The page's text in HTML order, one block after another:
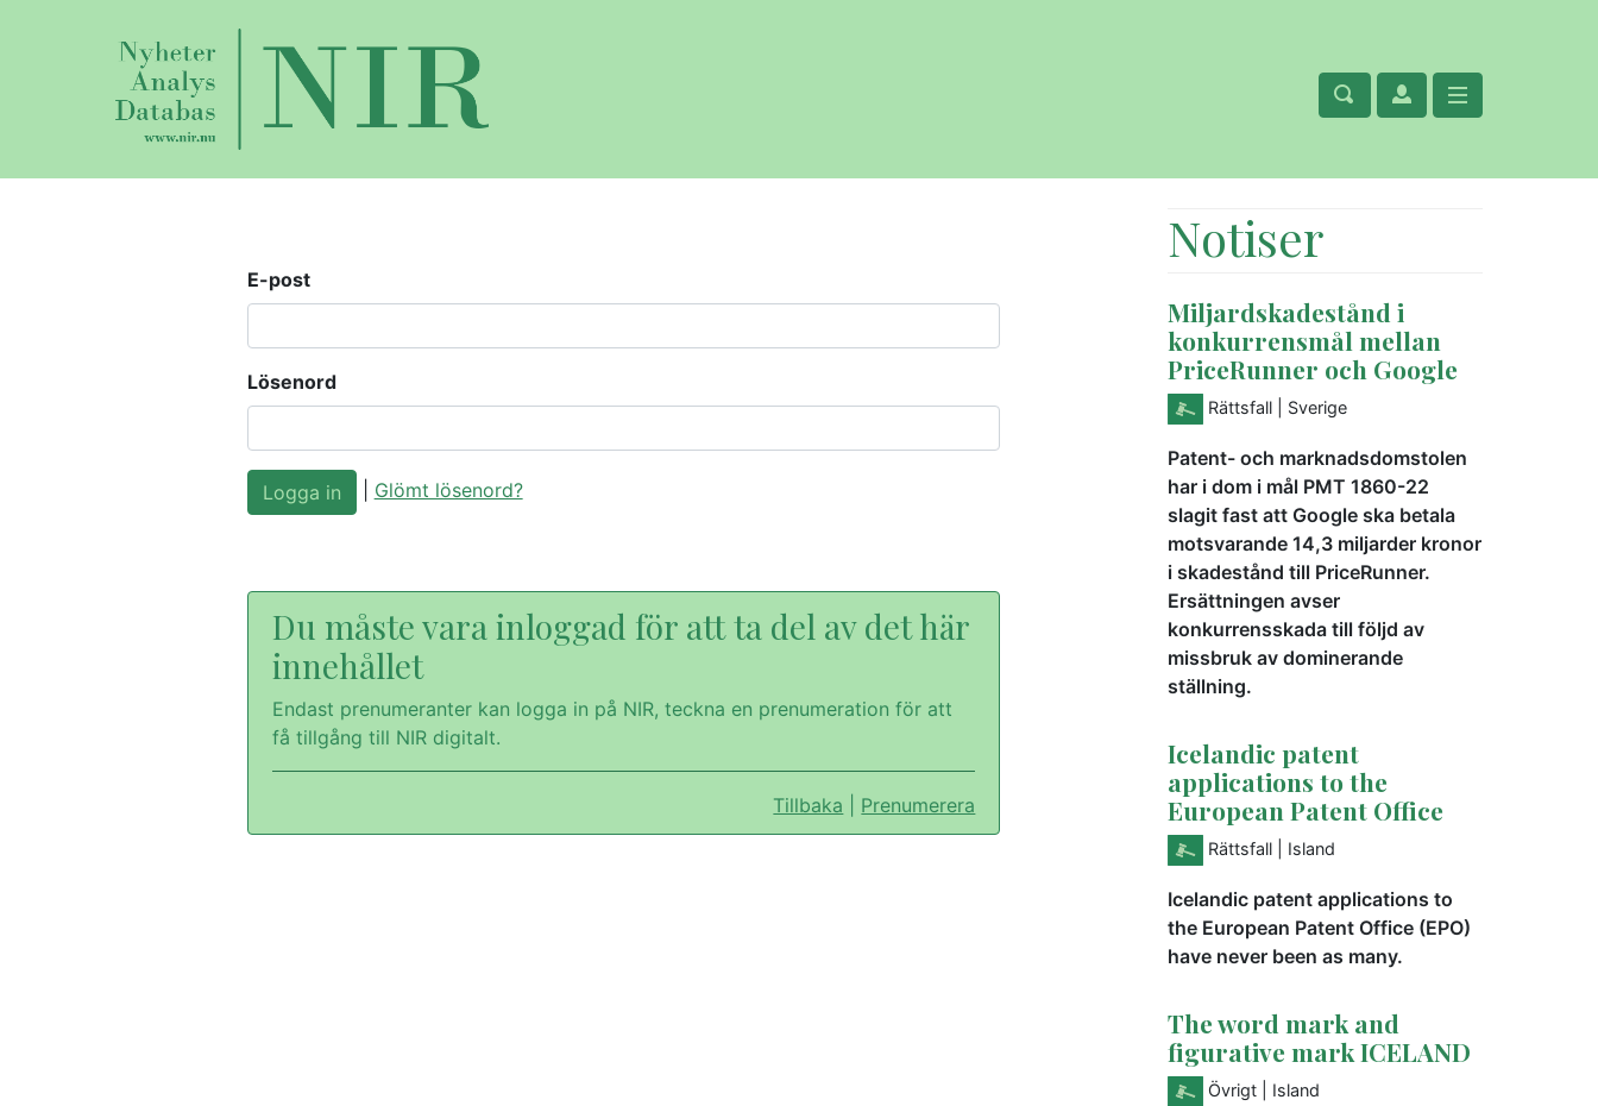
E-post
Lösenord
Glömt lösenord?
Du måste vara inloggad för att ta del av det här
innehållet
Endast prenumeranter kan logga in på NIR, teckna en prenumeration för att
få tillgång till NIR digitalt.
Tillbaka Prenumerera
Notiser
Miljardskadestånd i
konkurrensmål mellan
PriceRunner och Google
Rättsfall | Sverige
Patent- och marknadsdomstolen
har i dom i mål PMT 1860-22
slagit fast att Google ska betala
motsvarande 14,3 miljarder kronor
i skadestånd till PriceRunner.
Ersättningen avser
konkurrensskada till följd av
missbruk av dominerande
ställning.
Icelandic patent
applications to the
European Patent Office
Rättsfall | Island
Icelandic patent applications to
the European Patent Office (EPO)
have never been as many.
The word mark and
figurative mark ICELAND
Övrigt | Island